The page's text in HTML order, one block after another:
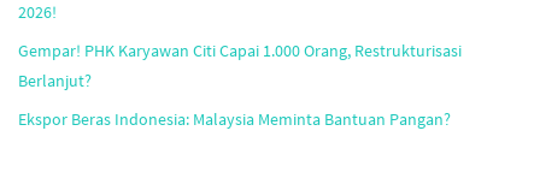
2026!
Gempar! PHK Karyawan Citi Capai 1.000 Orang, Restrukturisasi
Berlanjut?
Ekspor Beras Indonesia: Malaysia Meminta Bantuan Pangan?